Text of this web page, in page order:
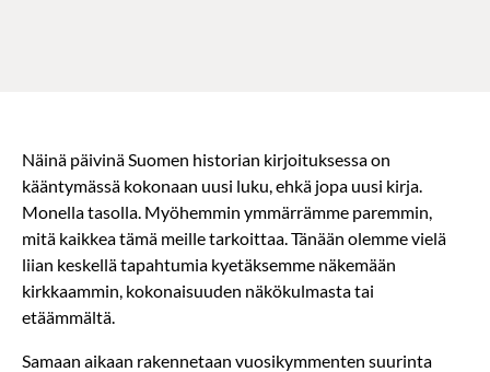
Näinä päivinä Suomen historian kirjoituksessa on
kääntymässä kokonaan uusi luku, ehkä jopa uusi kirja.
Monella tasolla. Myöhemmin ymmärrämme paremmin,
mitä kaikkea tämä meille tarkoittaa. Tänään olemme vielä
liian keskellä tapahtumia kyetäksemme näkemään
kirkkaammin, kokonaisuuden näkökulmasta tai
etäämmältä.
Samaan aikaan rakennetaan vuosikymmenten suurinta